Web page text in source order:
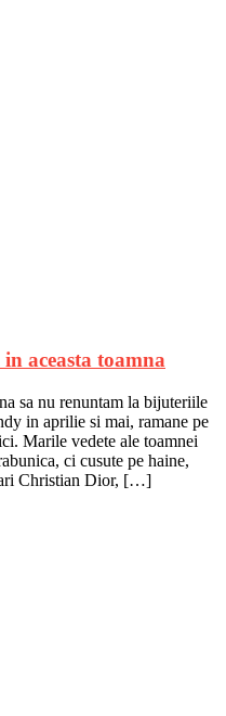
aceasta toamna
sa nu renuntam la bijuteriile
in aprilie si mai, ramane pe
Marile vedete ale toamnei
ci cusute pe haine,
Christian Dior, […]